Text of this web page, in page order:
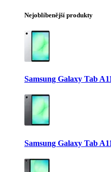
Nejoblíbenější produkty
Samsung Galaxy Tab
Samsung Galaxy Tab